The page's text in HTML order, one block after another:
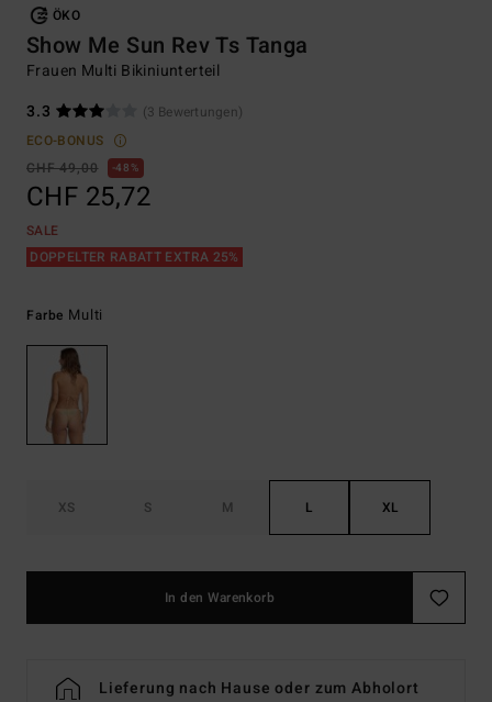
ÖKO
Show Me Sun Rev Ts Tanga
Frauen Multi Bikiniunterteil
3.3
(3 Bewertungen)
ECO-BONUS
CHF 49,00
48%
CHF 25,72
SALE
DOPPELTER RABATT EXTRA 25%
Farbe Multi
XS S M L XL
In den Warenkorb
Lieferung nach Hause oder zum Abholort